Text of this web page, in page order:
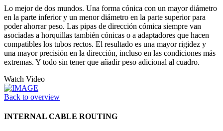
Lo mejor de dos mundos. Una forma cónica con un mayor diámetro
en la parte inferior y un menor diámetro en la parte superior para
poder ahorrar peso. Las pipas de dirección cómica siempre van
asociadas a horquillas también cónicas o a adaptadores que hacen
compatibles los tubos rectos. El resultado es una mayor rigidez y
una mayor precisión en la dirección, incluso en las condiciones más
extremas. Y todo sin tener que añadir peso adicional al cuadro.
Watch Video
Back to overview
INTERNAL CABLE ROUTING